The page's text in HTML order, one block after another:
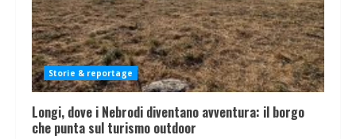
Storie & reportage
Longi, dove i Nebrodi diventano avventura: il borgo
che punta sul turismo outdoor